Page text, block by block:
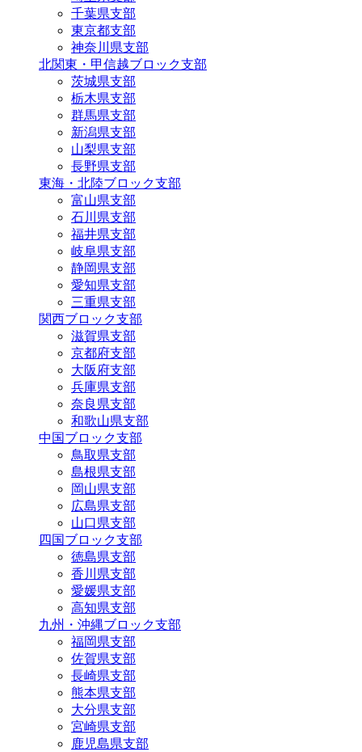
千葉県支部
東京都支部
神奈川県支部
北関東・甲信越ブロック支部
茨城県支部
栃木県支部
群馬県支部
新潟県支部
山梨県支部
長野県支部
東海・北陸ブロック支部
富山県支部
石川県支部
福井県支部
岐阜県支部
静岡県支部
愛知県支部
三重県支部
関西ブロック支部
滋賀県支部
京都府支部
大阪府支部
兵庫県支部
奈良県支部
和歌山県支部
中国ブロック支部
鳥取県支部
島根県支部
岡山県支部
広島県支部
山口県支部
四国ブロック支部
徳島県支部
香川県支部
愛媛県支部
高知県支部
九州・沖縄ブロック支部
福岡県支部
佐賀県支部
長崎県支部
熊本県支部
大分県支部
宮崎県支部
鹿児島県支部